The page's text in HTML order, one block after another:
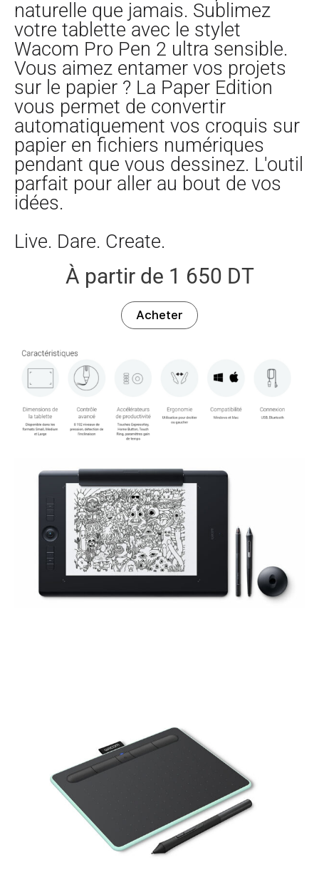
naturelle que jamais. Sublimez
votre tablette avec le stylet
Wacom Pro Pen 2 ultra sensible.
Vous aimez entamer vos projets
sur le papier ? La Paper Edition
vous permet de convertir
automatiquement vos croquis sur
papier en fichiers numériques
pendant que vous dessinez. L'outil
parfait pour aller au bout de vos
idées.
Live. Dare. Create.
À partir de 1 650 DT
Acheter